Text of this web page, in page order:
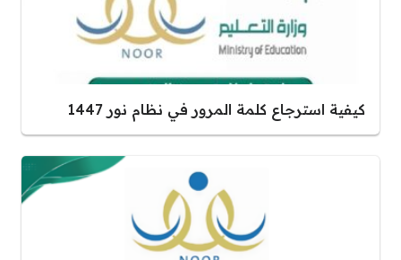
كيفية استرجاع كلمة المرور في نظام نور 1447